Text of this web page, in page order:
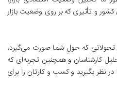
و تأثیری که بر روی وضعیت بازار
تحولاتی که حولِ شما صورت می‌گیرد،
کارشناسان و همچنین تجربه‌ای که
نظر بگیرید و کسب و کارتان را برای